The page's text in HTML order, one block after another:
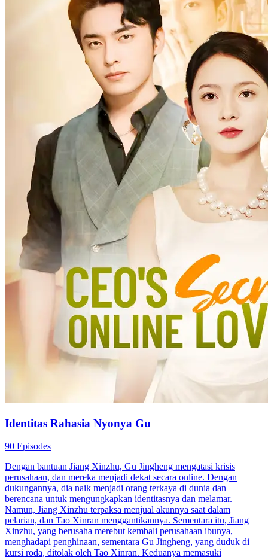
Identitas Rahasia Nyonya Gu
90 Episodes
Dengan bantuan Jiang Xinzhu, Gu Jingheng mengatasi krisis
perusahaan, dan mereka menjadi dekat secara online. Dengan
dukungannya, dia naik menjadi orang terkaya di dunia dan
berencana untuk mengungkapkan identitasnya dan melamar.
Namun, Jiang Xinzhu terpaksa menjual akunnya saat dalam
pelarian, dan Tao Xinran menggantikannya. Sementara itu, Jiang
Xinzhu, yang berusaha merebut kembali perusahaan ibunya,
menghadapi penghinaan, sementara Gu Jingheng, yang duduk di
kursi roda, ditolak oleh Tao Xinran. Keduanya memasuki